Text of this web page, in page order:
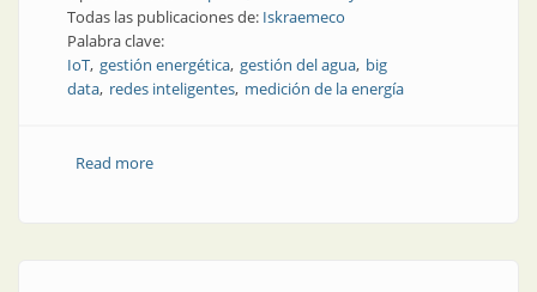
Todas las publicaciones de: Iskraemeco
Palabra clave:
IoT gestión energética gestión del agua big
data redes inteligentes medición de la energía
Read moreabout Iskraemeco: líder en la transformación digital